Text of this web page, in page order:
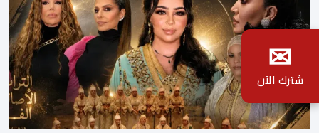
✉
شترك الآن